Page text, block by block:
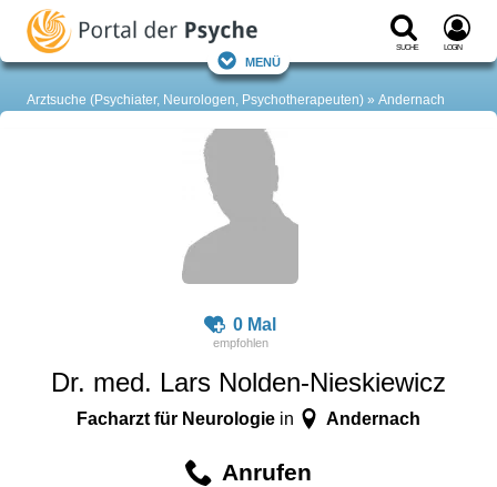
Suche Login
Menü
Arztsuche (Psychiater, Neurologen, Psychotherapeuten) Andernach
0 Mal
Dr. med. Lars Nolden-Nieskiewicz
Facharzt für Neurologiein Andernach
Anrufen